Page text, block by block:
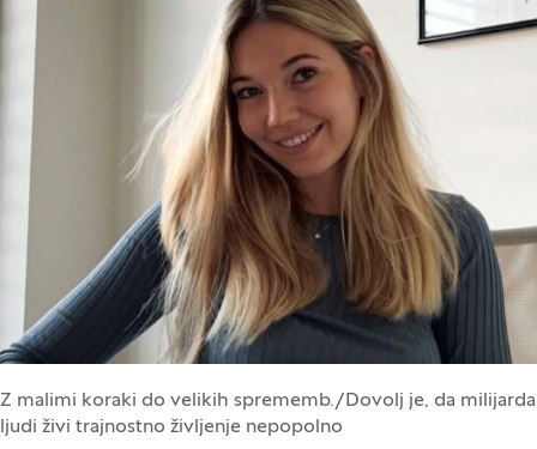
Z malimi koraki do velikih sprememb./Dovolj je, da milijarda
ljudi živi trajnostno življenje nepopolno